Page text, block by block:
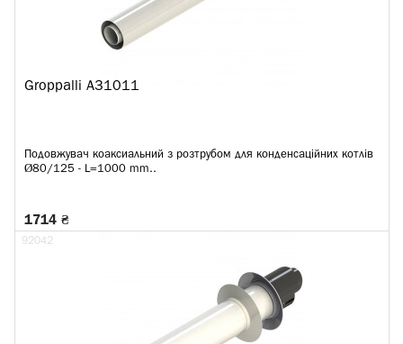
Groppalli A31011
Подовжувач коаксиальний з розтрубом для конденсаційних котлів
Ø80/125 - L=1000 mm..
1714 ₴
92042